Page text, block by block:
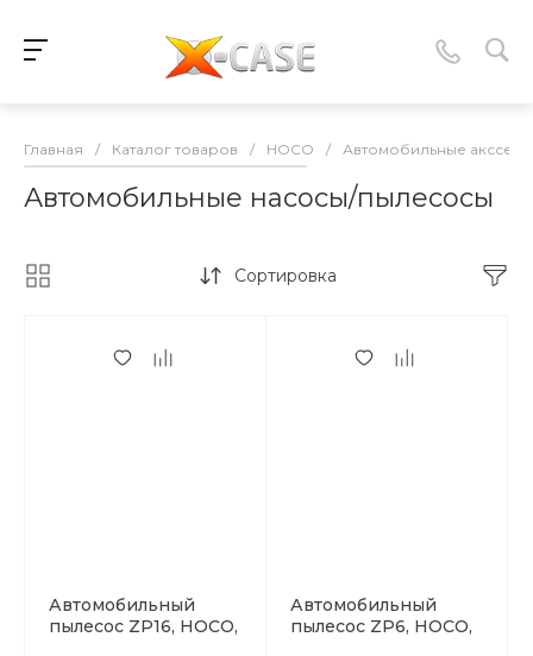
Главная / Каталог товаров / HOCO / Автомобильные
Автомобильные насосы/пылесосы
Сортировка
Автомобильный
пылесос ZP16, HOCO,
Автомобильный
пылесос ZP6, HOCO,